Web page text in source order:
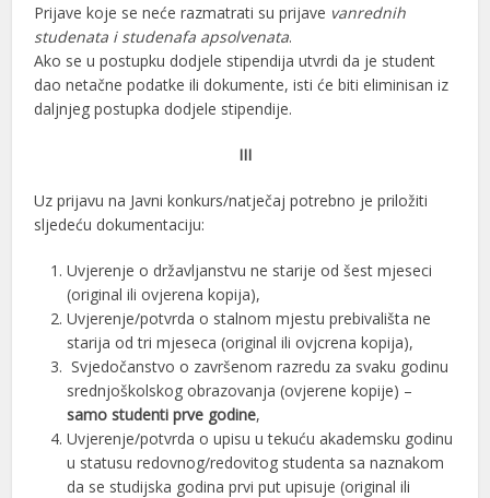
Prijave koje se neće razmatrati su prijave vanrednih
studenata i studenafa apsolvenata.
Ako se u postupku dodjele stipendija utvrdi da je student
dao netačne podatke ili dokumente, isti će biti eliminisan iz
daljnjeg postupka dodjele stipendije.
III
Uz prijavu na Javni konkurs/natječaj potrebno je priložiti
sljedeću dokumentaciju:
Uvjerenje o državljanstvu ne starije od šest mjeseci
(original ili ovjerena kopija),
Uvjerenje/potvrda o stalnom mjestu prebivališta ne
starija od tri mjeseca (original ili ovjcrena kopija),
Svjedočanstvo o završenom razredu za svaku godinu
srednjoškolskog obrazovanja (ovjerene kopije) –
samo studenti prve godine,
Uvjerenje/potvrda o upisu u tekuću akademsku godinu
u statusu redovnog/redovitog studenta sa naznakom
da se studijska godina prvi put upisuje (original ili